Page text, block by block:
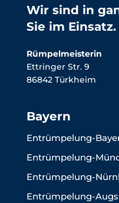
Wir sind in
Sie im Einsatz.
Rümpelmeisterin
Ettringer Str. 9
86842 Türkheim
Bayern
Entrümpelung-
Entrümpelung-
Entrümpelung-
Entrümpelung-